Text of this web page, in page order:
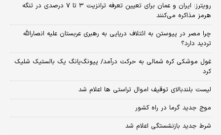
رویترز: ایران و عمان برای تعیین تعرفه ترانزیت ۳ تا ۷ درصدی در تنگه
هرمز مذاکره می‌کنند
چرا مصر در پیوستن به ائتلاف دریایی به رهبری عربستان علیه انصارالله
تردید دارد؟
غول موشکی کره شمالی به حرکت درآمد/ پیونگ‌یانگ یک بالستیک شلیک
کرد
لیست بلندبالای توقیف اموال تراستی ها اعلام شد
موج جدید گرما در راه کشور
شرط جدید بازنشستگی اعلام شد